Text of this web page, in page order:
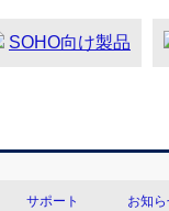
SOHO向け製品
サポート お知